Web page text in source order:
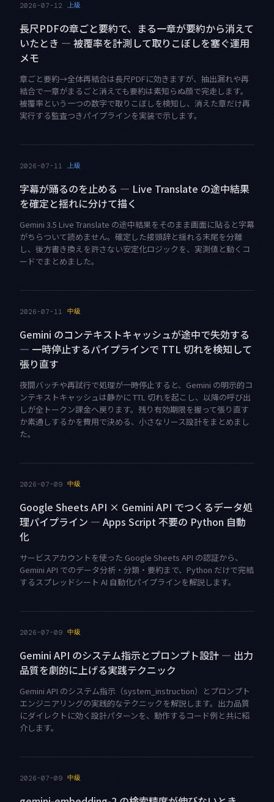
2026-07-12 上級
長尺PDFの章ごと要約で、まる一章が要約から消えて
いたとき — 被覆率を計測して取りこぼしを塞ぐ運用
メモ
章ごと要約→全体再結合は長尺PDFに効きますが、抽出漏れや再
結合で一章がまるごと消えても要約は素知らぬ顔で完走します。
被覆率という一つの数字で取りこぼしを検知し、消えた章だけ再
実行する監査つきパイプラインを実装で示します。
2026-07-11 上級
字幕が踊るのを止める — Live Translate の途中結果
を確定と揺れに分けて描く
Gemini 3.5 Live Translate の途中結果をそのまま画面に貼ると字幕
がちらついて読めません。確定した接頭辞と揺れる末尾を分離
し、後方書き換えを許さない安定化ロジックを、実測値と動くコ
ードでまとめました。
2026-07-11 中級
Gemini のコンテキストキャッシュが途中で失効する
— 一時停止するパイプラインで TTL 切れを検知して
張り直す
夜間バッチや再試行で処理が一時停止すると、Gemini の明示的コ
ンテキストキャッシュは静かに TTL 切れを起こし、以降の呼び出
しが全トークン課金へ戻ります。残り有効期限を握って張り直す
か素通しするかを費用で決める、小さなリース設計をまとめまし
た。
2026-07-09 中級
Google Sheets API × Gemini API でつくるデータ処
理パイプライン — Apps Script 不要の Python 自動
化
サービスアカウントを使った Google Sheets API の認証から、
Gemini API でのデータ分析・分類・要約まで、Python だけで完結
するスプレッドシート AI 自動化パイプラインを解説します。
2026-07-09 中級
Gemini API のシステム指示とプロンプト設計 — 出力
品質を劇的に上げる実践テクニック
Gemini API のシステム指示（system_instruction）とプロンプト
エンジニアリングの実践的なテクニックを解説します。出力品質
にダイレクトに効く設計パターンを、動作するコード例と共に紹
介します。
2026-07-09 中級